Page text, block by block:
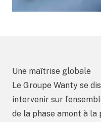
Une maîtrise globale
Le Groupe Wanty se
intervenir sur
de la phase amont à